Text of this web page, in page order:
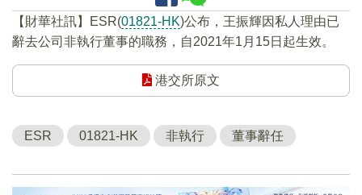
【財華社訊】ESR(01821-HK)公布，王振輝因私人理由已
辭去公司非執行董事的職務，自2021年1月15日起生效。
港交所原文
ESR 01821-HK 非執行 董事辭任